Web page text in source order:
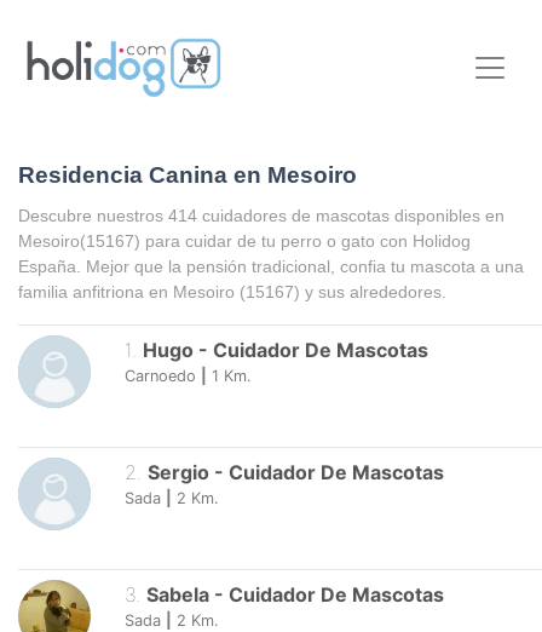
Residencia Canina en Mesoiro
Descubre nuestros 414 cuidadores de mascotas disponibles en
Mesoiro(15167) para cuidar de tu perro o gato con Holidog
España. Mejor que la pensión tradicional, confia tu mascota a una
familia anfitriona en Mesoiro (15167) y sus alrededores.
1 Hugo - Cuidador De Mascotas
Carnoedo 1 Km.
2. Sergio - Cuidador De Mascotas
Sada 2 Km.
3. Sabela - Cuidador De Mascotas
Sada 2 Km.